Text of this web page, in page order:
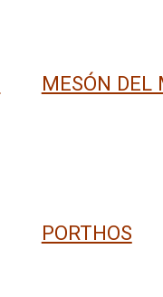
MESÓN DEL
PORTHOS